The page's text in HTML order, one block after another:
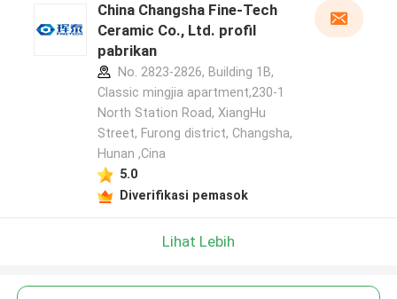
China Changsha Fine-Tech
Ceramic Co., Ltd. profil
pabrikan
No. 2823-2826, Building 1B,
Classic mingjia apartment,230-1
North Station Road, XiangHu
Street, Furong district, Changsha,
Hunan ,Cina
5.0
Diverifikasi pemasok
Lihat Lebih